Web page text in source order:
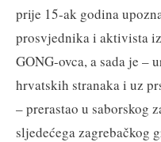
prije 15-ak godina
prosvjednika i aktivista
GONG-ovca, a sada je –
hrvatskih stranaka i uz
– prerastao u saborskog
sljedećega zagrebačkog